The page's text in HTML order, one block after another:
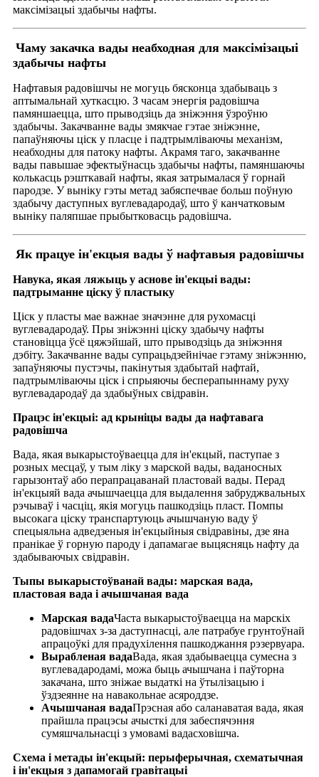
максімізацыі здабычы нафты.
Чаму закачка вады неабходная для максімізацыі
здабычы нафты
Нафтавыя радовішчы не могуць бясконца здабываць з
аптымальнай хуткасцю. З часам энергія радовішча
памяншаецца, што прыводзіць да зніжэння ўзроўню
здабычы. Закачванне вады змякчае гэтае зніжэнне,
папаўняючы ціск у пласце і падтрымліваючы механізм,
неабходны для патоку нафты. Акрамя таго, закачванне
вады павышае эфектыўнасць здабычы нафты, памяншаючы
колькасць рэшткавай нафты, якая затрымалася ў горнай
пародзе. У выніку гэты метад забяспечвае больш поўную
здабычу даступных вуглевадародаў, што ў канчатковым
выніку паляпшае прыбытковасць радовішча.
Як працуе ін'екцыя вады ў нафтавыя радовішчы
Навука, якая ляжыць у аснове ін'екцыі вады:
падтрыманне ціску ў пластыку
Ціск у пласты мае важнае значэнне для рухомасці
вуглевадародаў. Пры зніжэнні ціску здабычу нафты
становіцца ўсё цяжэйшай, што прыводзіць да зніжэння
дэбіту. Закачванне вады супрацьдзейнічае гэтаму зніжэнню,
запаўняючы пустэчы, пакінутыя здабытай нафтай,
падтрымліваючы ціск і спрыяючы бесперапыннаму руху
вуглевадародаў да здабыўных свідравін.
Працэс ін'екцыі: ад крыніцы вады да нафтавага
радовішча
Вада, якая выкарыстоўваецца для ін'екцый, паступае з
розных месцаў, у тым ліку з марской вады, ваданосных
гарызонтаў або перапрацаванай пластовай вады. Перад
ін'екцыяй вада ачышчаецца для выдалення забруджвальных
рэчываў і часціц, якія могуць пашкодзіць пласт. Помпы
высокага ціску транспартуюць ачышчаную ваду ў
спецыяльна адведзеныя ін'екцыйныя свідравіны, дзе яна
пранікае ў горную пароду і дапамагае выцясняць нафту да
здабываючых свідравін.
Тыпы выкарыстоўванай вады: марская вада,
пластовая вада і ачышчаная вада
Марская вадаЧаста выкарыстоўваецца на марскіх
радовішчах з-за даступнасці, але патрабуе грунтоўнай
апрацоўкі для прадухілення пашкоджання рэзервуара.
Вырабленая вадаВада, якая здабываецца сумесна з
вуглевадародамі, можа быць ачышчана і паўторна
закачана, што зніжае выдаткі на ўтылізацыю і
ўздзеянне на навакольнае асяроддзе.
Ачышчаная вадаПрэсная або саланаватая вада, якая
прайшла працэсы ачысткі для забеспячэння
сумяшчальнасці з умовамі вадасховішча.
Схема і метады ін'екцый: перыферычная, схематычная
і ін'екцыя з дапамогай гравітацыі